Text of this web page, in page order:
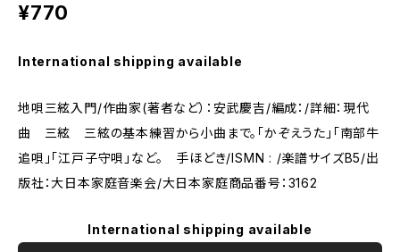
¥770
International shipping available
地唄三絃入門/作曲家(著者など）：安武慶吉/編成：/詳細：現代
曲 三絃 三絃の基本練習から小曲まで。「かぞえうた」「南部牛
追唄」「江戸子守唄」など。 手ほどき/ISMN : /楽譜サイズB5/出
版社：大日本家庭音楽会/大日本家庭商品番号：3162
International shipping available